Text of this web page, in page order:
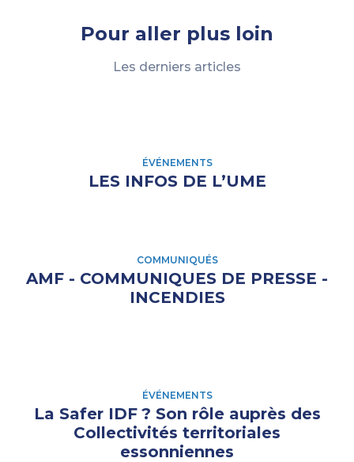
Pour aller plus loin
Les derniers articles
ÉVÉNEMENTS
LES INFOS DE L’UME
COMMUNIQUÉS
AMF - COMMUNIQUES DE PRESSE -
INCENDIES
ÉVÉNEMENTS
La Safer IDF ? Son rôle auprès des
Collectivités territoriales
essonniennes